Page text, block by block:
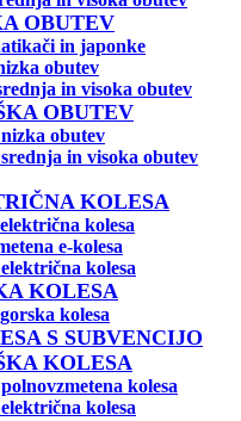
OBUTEV
in japonke
obutev
in visoka obutev
OBUTEV
obutev
in visoka obutev
KOLESA
kolesa
e-kolesa
kolesa
KOLESA
kolesa
S SUBVENCIJO
KOLESA
kolesa
kolesa